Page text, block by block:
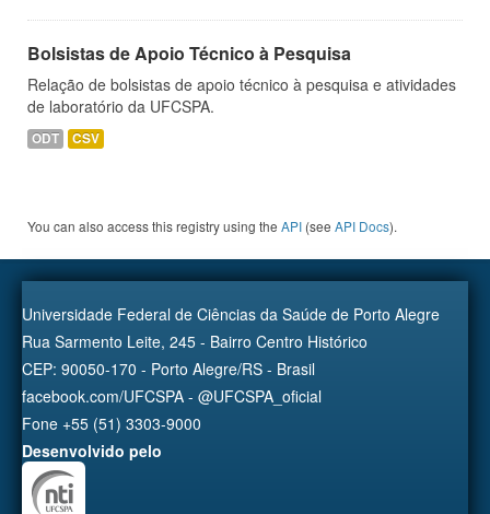
Bolsistas de Apoio Técnico à Pesquisa
Relação de bolsistas de apoio técnico à pesquisa e atividades
de laboratório da UFCSPA.
ODT CSV
You can also access this registry using the API (see API Docs).
Universidade Federal de Ciências da Saúde de Porto Alegre
Rua Sarmento Leite, 245 - Bairro Centro Histórico
CEP: 90050-170 - Porto Alegre/RS - Brasil
facebook.com/UFCSPA - @UFCSPA_oficial
Fone +55 (51) 3303-9000
Desenvolvido pelo